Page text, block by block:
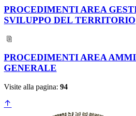
PROCEDIMENTI AREA
SVILUPPO DEL TERRITORIO
PROCEDIMENTI AREA
GENERALE
Visite alla pagina: 94